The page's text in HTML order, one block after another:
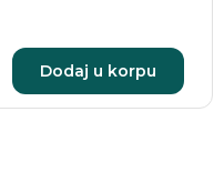
Dodaj u korpu